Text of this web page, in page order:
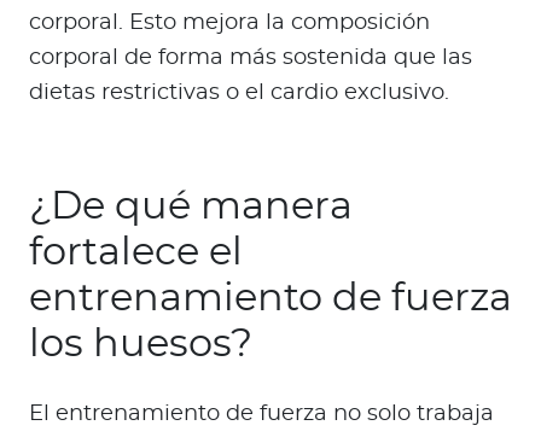
corporal. Esto mejora la composición
corporal de forma más sostenida que las
dietas restrictivas o el cardio exclusivo.
¿De qué manera
fortalece el
entrenamiento de fuerza
los huesos?
El entrenamiento de fuerza no solo trabaja